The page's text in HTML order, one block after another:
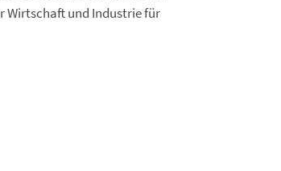
Wirtschaft und Industrie für